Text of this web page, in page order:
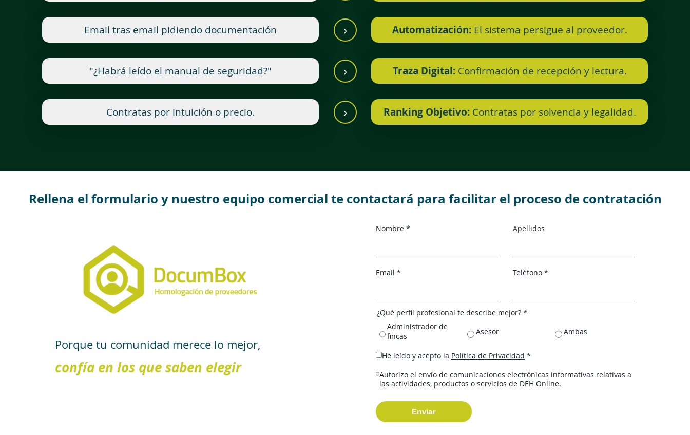
Email tras email pidiendo documentación
"¿Habrá leído el manual de seguridad?"
Contratas por intuición o precio.
›
›
›
Automatización:El sistema persigue al proveedor.
Traza Digital:Confirmación de recepción y lectura.
Ranking Objetivo:Contratas por solvencia y legalidad.
Rellena el formulario y nuestro equipo comercial te contactará para facilitar el proceso de contratación
Porque tu comunidad merece lo mejor,
confía en los que saben elegir
Nombre * Apellidos
Email * Teléfono *
¿Qué perfil profesional te describe mejor? *
Administrador de
fincas
Asesor Ambas
He leído y acepto la Política de Privacidad *
Autorizo el envío de comunicaciones electrónicas informativas relativas a
las actividades, productos o servicios de DEH Online.
Enviar